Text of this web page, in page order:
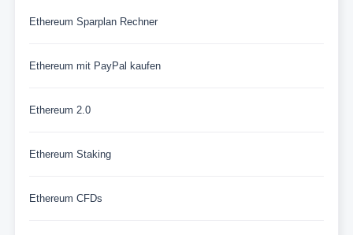
Ethereum Sparplan Rechner
Ethereum mit PayPal kaufen
Ethereum 2.0
Ethereum Staking
Ethereum CFDs